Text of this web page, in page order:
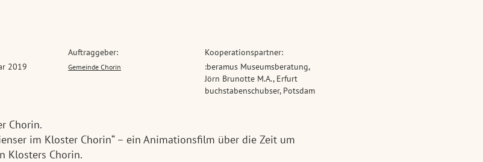
2019
Auftraggeber:
Gemeinde Chorin
Kooperationspartner:
:beramus Museumsberatung,
Jörn Brunotte M.A., Erfurt
buchstabenschubser, Potsdam
Chorin.
im Kloster Chorin“ – ein Animationsfilm über die Zeit um
Klosters Chorin.